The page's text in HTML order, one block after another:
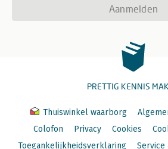
Aanmelden
PRETTIG KENNIS
Thuiswinkel waarborg
Colofon
Privacy Cookies
Toegankelijkheidsverklaring
Service